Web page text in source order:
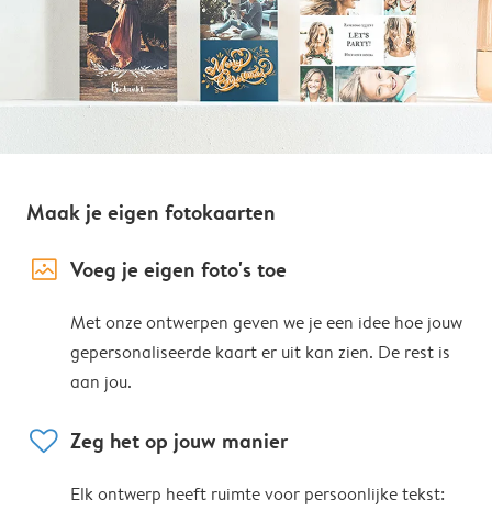
Maak je eigen fotokaarten
image_placeholder Voeg je eigen foto's toe
Met onze ontwerpen geven we je een idee hoe jouw
gepersonaliseerde kaart er uit kan zien. De rest is
aan jou.
heart Zeg het op jouw manier
Elk ontwerp heeft ruimte voor persoonlijke tekst: